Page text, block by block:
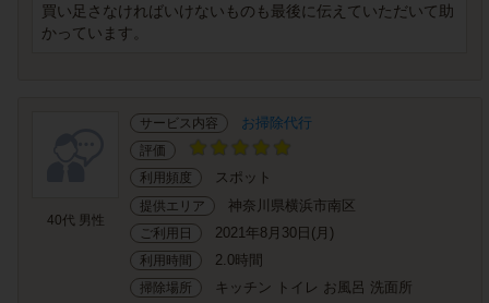
買い足さなければいけないものも最後に伝えていただいて助
かっています。
40代 男性
サービス内容 お掃除代行
評価
利用頻度
スポット
提供エリア 神奈川県横浜市南区
ご利用日 2021年8月30日(月)
利用時間 2.0時間
掃除場所 キッチン トイレ お風呂 洗面所